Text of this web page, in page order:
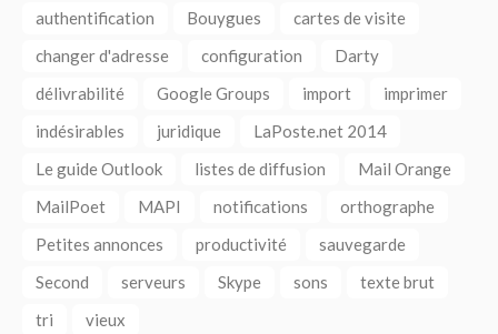
authentification
Bouygues
cartes de visite
changer d'adresse
configuration
Darty
délivrabilité
Google Groups import
imprimer
indésirables
juridique
LaPoste.net 2014
Le guide Outlook
listes de diffusion
Mail Orange
MailPoet
MAPI notifications
orthographe
Petites annonces
productivité
sauvegarde
Second
serveurs Skype sons
texte brut
tri
vieux